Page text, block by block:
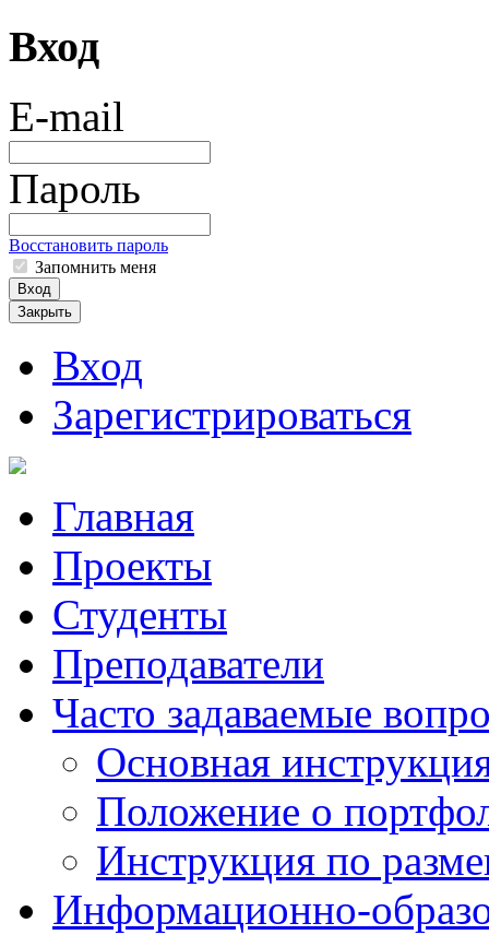
Вход
E-mail
Пароль
Восстановить пароль
Запомнить меня
Вход
Закрыть
Вход
Зарегистрироваться
Главная
Проекты
Студенты
Преподаватели
Часто задаваемые
Основная
Положение о
Инструкция по
Информационно-